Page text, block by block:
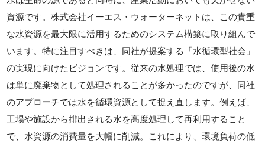
資源です。株式会社イーエス・ウォーターネットは、この貴重
な水資源を最大限に活用するためのシステム構築に取り組んで
います。特に注目すべきは、同社が提案する「水循環型社会」
の実現に向けたビジョンです。従来の水処理では、使用後の水
は単に廃棄物として処理されることが多かったのですが、同社
のアプローチでは水を循環資源として捉え直します。例えば、
工場や施設から排出される水を高度処理して再利用すること
で、水資源の消費量を大幅に削減。これにより、環境負荷の低